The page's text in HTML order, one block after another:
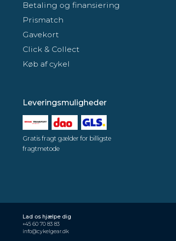
Betaling og finansiering
Prismatch
Gavekort
Click & Collect
Køb af cykel
Leveringsmuligheder
Gratis fragt gælder for billigste
fragtmetode
Lad os hjælpe dig
+45 60 70 83 83
info@cykelgear.dk